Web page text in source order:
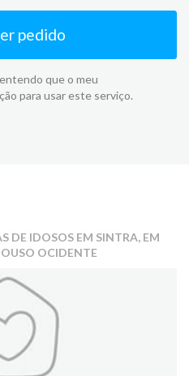
pedido
que o meu
para usar este serviço.
DE IDOSOS EM SINTRA, EM
OCIDENTE